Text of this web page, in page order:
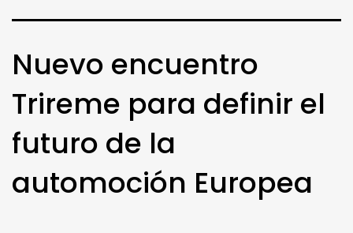
Nuevo encuentro
Trireme para definir el
futuro de la
automoción Europea